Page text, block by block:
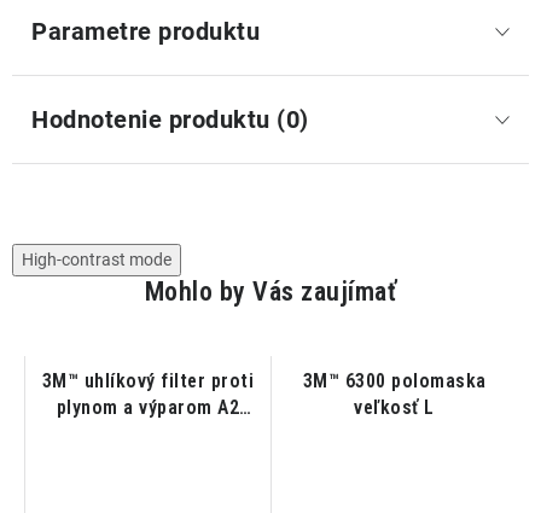
Parametre produktu
Hodnotenie produktu (0)
High-contrast mode
Mohlo by Vás zaujímať
3M™ uhlíkový filter proti
plynom a výparom A2
3M™ 6300 polomaska
veľkosť L